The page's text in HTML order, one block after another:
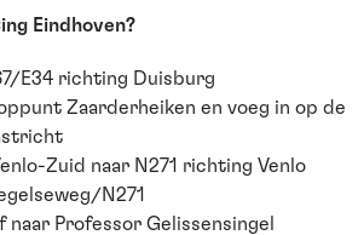
Eindhoven?
E34 richting Duisburg
Zaarderheiken en voeg in op de
Zuid naar N271 richting Venlo
N271
naar Professor Gelissensingel